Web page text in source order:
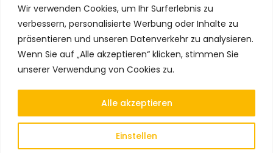
Wir verwenden Cookies, um Ihr Surferlebnis zu
verbessern, personalisierte Werbung oder Inhalte zu
präsentieren und unseren Datenverkehr zu analysieren.
Wenn Sie auf „Alle akzeptieren“ klicken, stimmen Sie
unserer Verwendung von Cookies zu.
Einstellen
Alle akzeptieren
© Bundesverband der Tagesmütter und -väter in Österreich